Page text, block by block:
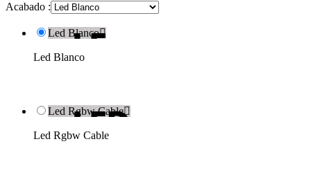
Acabado :
Led Blanco
Led Blanco
Led Rgbw Cable
Led Rgbw Cable